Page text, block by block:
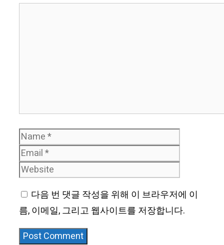
Name
다음 번 댓글 작성을 위해 이 브라우저에 이
름, 이메일, 그리고 웹사이트를 저장합니다.